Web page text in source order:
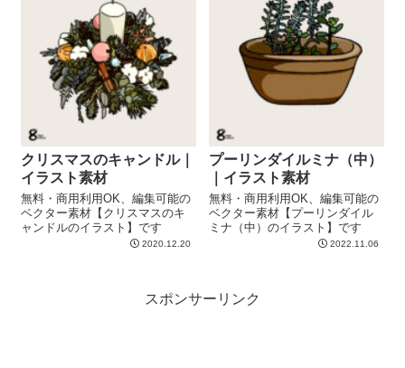
クリスマスのキャンドル｜
イラスト素材
無料・商用利用OK、編集可能の
ベクター素材【クリスマスのキ
ャンドルのイラスト】です
2020.12.20
プーリンダイルミナ（中）
｜イラスト素材
無料・商用利用OK、編集可能の
ベクター素材【プーリンダイル
ミナ（中）のイラスト】です
2022.11.06
スポンサーリンク